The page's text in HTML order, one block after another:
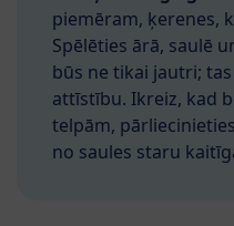
piemēram, ķerenes,
Spēlēties ārā, saulē
būs ne tikai jautri;
attīstību. Ikreiz, kad
telpām,
no saules staru